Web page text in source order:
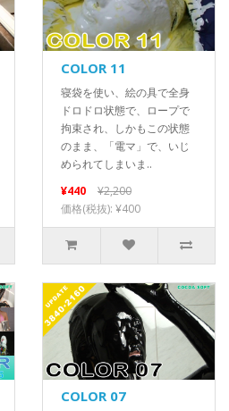
COLOR 11
寝袋を使い、絵の具で全身
ドロドロ状態で、ロープで
拘束され、しかもこの状態
のまま、「電マ」で、いじ
められてしまいま..
¥440
¥2,200
価格(税抜): ¥400
COLOR 07